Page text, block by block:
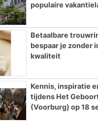
populaire
Betaalbare
bespaar je zonder
kwaliteit
Kennis, inspiratie
tijdens Het
(Voorburg) op 18